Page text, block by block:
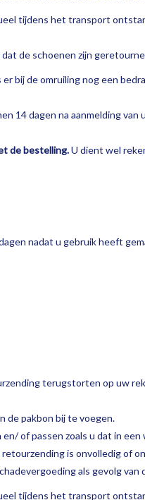
tijdens het transport
de schoenen zijn
de omruiling nog een
14 dagen na aanmelding
de bestelling.U dient wel
nadat u gebruik heeft
terugstorten op uw
de pakbon bij te voegen.
of passen zoals u dat in een
is onvolledig of
als gevolg
tijdens het transport